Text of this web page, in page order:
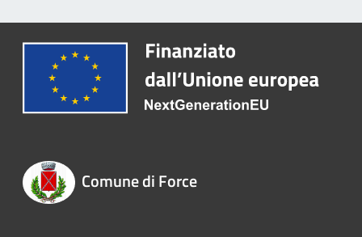
Comune di Force